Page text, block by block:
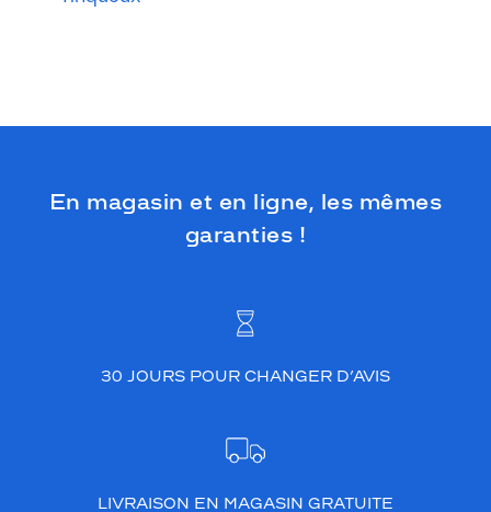
En magasin et en ligne, les mêmes
garanties !
30 JOURS POUR CHANGER D’AVIS
LIVRAISON EN MAGASIN GRATUITE